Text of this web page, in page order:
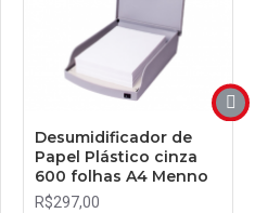
Desumidificador de
Papel Plástico cinza
600 folhas A4 Menno
R$297,00